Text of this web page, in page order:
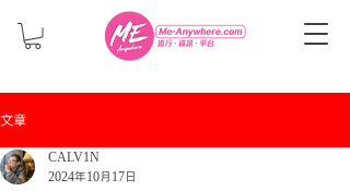
文章
CALV1N
2024年10月17日